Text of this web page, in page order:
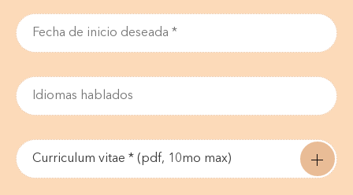
Curriculum vitae * (pdf, 10mo max)